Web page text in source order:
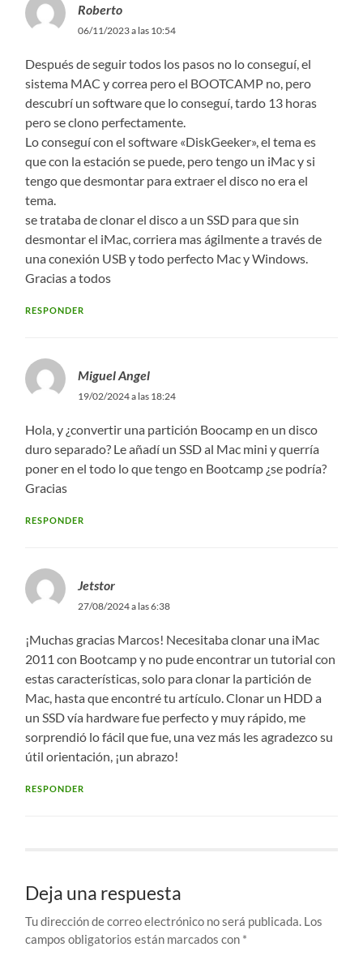
Roberto
06/11/2023 a las 10:54
Después de seguir todos los pasos no lo conseguí, el
sistema MAC y correa pero el BOOTCAMP no, pero
descubrí un software que lo conseguí, tardo 13 horas
pero se clono perfectamente.
Lo conseguí con el software «DiskGeeker», el tema es
que con la estación se puede, pero tengo un iMac y si
tengo que desmontar para extraer el disco no era el
tema.
se trataba de clonar el disco a un SSD para que sin
desmontar el iMac, corriera mas ágilmente a través de
una conexión USB y todo perfecto Mac y Windows.
Gracias a todos
RESPONDER
Miguel Angel
19/02/2024 a las 18:24
Hola, y ¿convertir una partición Boocamp en un disco
duro separado? Le añadí un SSD al Mac mini y querría
poner en el todo lo que tengo en Bootcamp ¿se podría?
Gracias
RESPONDER
Jetstor
27/08/2024 a las 6:38
¡Muchas gracias Marcos! Necesitaba clonar una iMac
2011 con Bootcamp y no pude encontrar un tutorial con
estas características, solo para clonar la partición de
Mac, hasta que encontré tu artículo. Clonar un HDD a
un SSD vía hardware fue perfecto y muy rápido, me
sorprendió lo fácil que fue, una vez más les agradezco su
útil orientación, ¡un abrazo!
RESPONDER
Deja una respuesta
Tu dirección de correo electrónico no será publicada. Los
campos obligatorios están marcados con *